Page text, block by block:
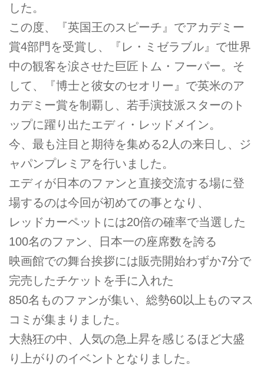
した。
この度、『英国王のスピーチ』でアカデミー
賞4部門を受賞し、『レ・ミゼラブル』で世界
中の観客を涙させた巨匠トム・フーパー。そ
して、『博士と彼女のセオリー』で英米のア
カデミー賞を制覇し、若手演技派スターのト
ップに躍り出たエディ・レッドメイン。
今、最も注目と期待を集める2人の来日し、ジ
ャパンプレミアを行いました。
エディが日本のファンと直接交流する場に登
場するのは今回が初めての事となり、
レッドカーペットには20倍の確率で当選した
100名のファン、日本一の座席数を誇る
映画館での舞台挨拶には販売開始わずか7分で
完売したチケットを手に入れた
850名ものファンが集い、総勢60以上ものマス
コミが集まりました。
大熱狂の中、人気の急上昇を感じるほど大盛
り上がりのイベントとなりました。